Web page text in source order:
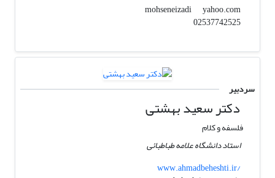
mohseneizadi
yahoo.com
02537742525
سردبیر
دکتر سعید بهشتی
فلسفه و کلام
استاد دانشگاه علامه طباطبائی
www.ahmadbeheshti.ir/